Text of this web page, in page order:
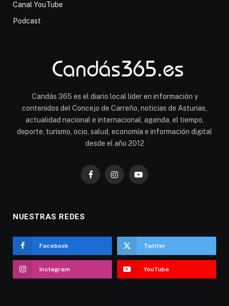
Canal YouTube
Podcast
Candás 365 es el diario local líder en información y
contenidos del Concejo de Carreño, noticias de Asturias,
actualidad nacional e internacional, agenda, el tiempo,
deporte, turismo, ocio, salud, economía e información digital
desde el año 2012
FacebookInstagramYouTube
NUESTRAS REDES
Facebook Twitter
Instagram YouTube